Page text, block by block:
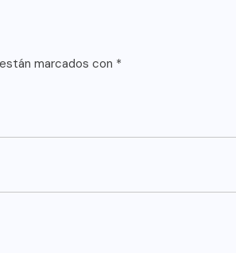
marcados con *